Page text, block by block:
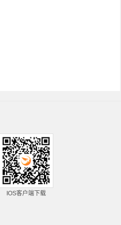
IOS客户端下载